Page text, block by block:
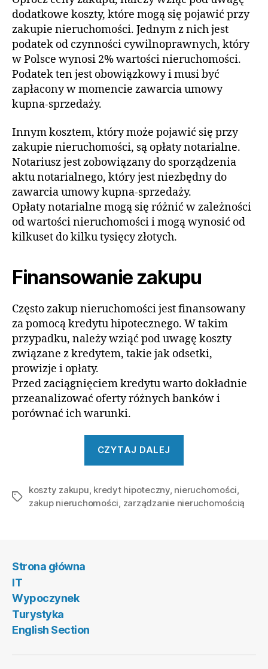
dodatkowe koszty, które mogą się pojawić przy
zakupie nieruchomości. Jednym z nich jest
podatek od czynności cywilnoprawnych, który
w Polsce wynosi 2% wartości nieruchomości.
Podatek ten jest obowiązkowy i musi być
zapłacony w momencie zawarcia umowy
kupna-sprzedaży.
Innym kosztem, który może pojawić się przy
zakupie nieruchomości, są opłaty notarialne.
Notariusz jest zobowiązany do sporządzenia
aktu notarialnego, który jest niezbędny do
zawarcia umowy kupna-sprzedaży.
Opłaty notarialne mogą się różnić w zależności
od wartości nieruchomości i mogą wynosić od
kilkuset do kilku tysięcy złotych.
Finansowanie zakupu
Często zakup nieruchomości jest finansowany
za pomocą kredytu hipotecznego. W takim
przypadku, należy wziąć pod uwagę koszty
związane z kredytem, takie jak odsetki,
prowizje i opłaty.
Przed zaciągnięciem kredytu warto dokładnie
przeanalizować oferty różnych banków i
porównać ich warunki.
CZYTAJ DALEJ
zakupu
nieruchomości”
Tagi
koszty zakupu kredyt hipoteczny, nieruchomości
zakup nieruchomości zarządzanie nieruchomością
Strona główna
IT
Wypoczynek
Turystyka
English Section